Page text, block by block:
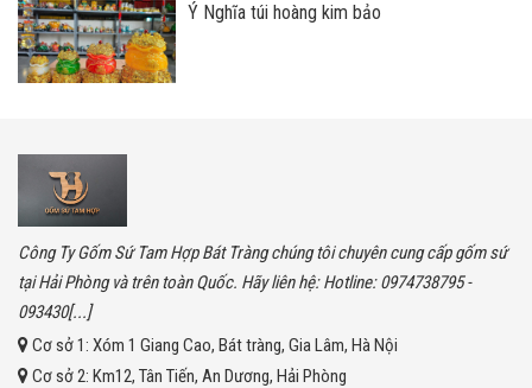
Ý Nghĩa túi hoàng kim bảo
Công Ty Gốm Sứ Tam Hợp Bát Tràng chúng tôi chuyên cung cấp gốm sứ
tại Hải Phòng và trên toàn Quốc. Hãy liên hệ: Hotline: 0974738795 -
093430[...]
Cơ sở 1: Xóm 1 Giang Cao, Bát tràng, Gia Lâm, Hà Nội
Cơ sở 2: Km12, Tân Tiến, An Dương, Hải Phòng